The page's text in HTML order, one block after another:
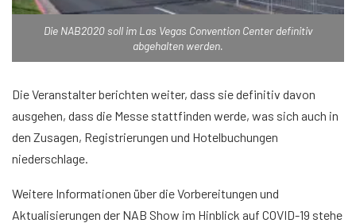
Die NAB2020 soll im Las Vegas Convention Center definitiv
abgehalten werden.
Die Veranstalter berichten weiter, dass sie definitiv davon
ausgehen, dass die Messe stattfinden werde, was sich auch in
den Zusagen, Registrierungen und Hotelbuchungen
niederschlage.
Weitere Informationen über die Vorbereitungen und
Aktualisierungen der NAB Show im Hinblick auf COVID-19 stehe